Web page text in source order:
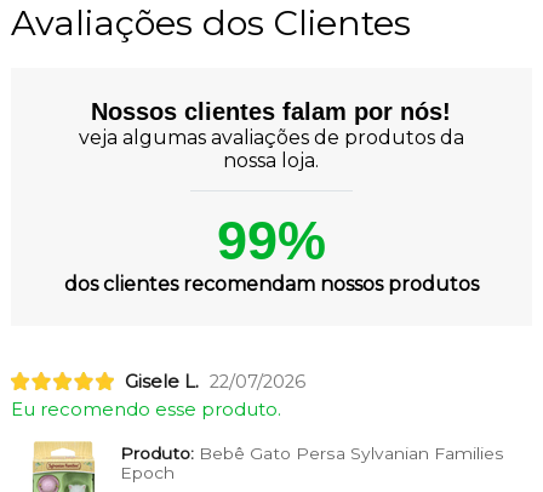
Avaliações dos Clientes
Nossos clientes falam por nós!
veja algumas avaliações de produtos da
nossa loja.
99%
dos clientes recomendam nossos produtos
Gisele L. 22/07/2026
Eu recomendo esse produto.
Produto:Bebê Gato Persa Sylvanian Families
Epoch